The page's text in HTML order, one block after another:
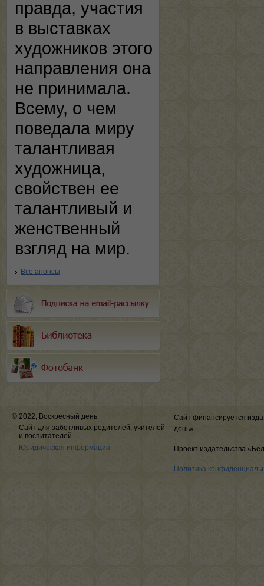
правда, участия
в выставках
художников этого
направления она
не принимала.
Всему, о чем
поведала миру
талантливая
художница,
свойствен ее
талантливый и
женственный
взгляд на мир.
Все анонсы
© 2022, Воскресный день
Сайт для заботливых родителей, учителей
и воспитателей.
Юридическая информация
Сайт финансируется
день»
Проект издательства
Политика